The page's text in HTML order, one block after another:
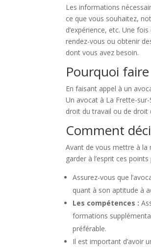
Les informations
ce que vous souhaitez,
d’expérience, etc. Une
rendez-vous ou obtenir
dont vous avez besoin.
Pourquoi
En faisant appel à un
Un avocat à La Frette-
droit du travail ou de droit
Comment
Avant de vous mettre à la
garder à l’esprit ces
Assurez-vous que
quant à son aptitude à
Les compétences :
formations
préférable.
Il est important d’avoir